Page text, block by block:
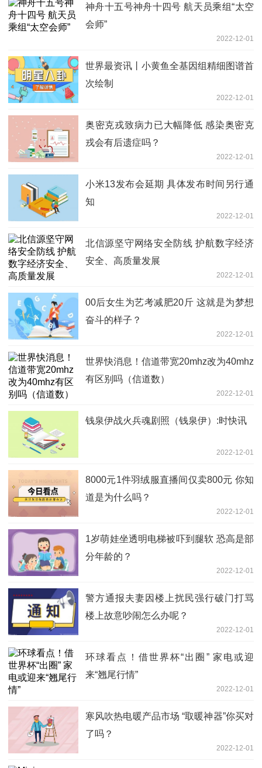
神舟十五号神舟十四号 航天员乘组“太空
会师”
2022-12-01
世界最资讯丨小黄鱼全基因组精细图谱首
次绘制
2022-12-01
奥密克戎致病力已大幅降低 感染奥密克
戎会有后遗症吗？
2022-12-01
小米13发布会延期 具体发布时间另行通
知
2022-12-01
北信源坚守网络安全防线 护航数字经济
安全、高质量发展
2022-12-01
00后女生为艺考减肥20斤 这就是为梦想
奋斗的样子？
2022-12-01
世界快消息！信道带宽20mhz改为40mhz
有区别吗（信道数）
2022-12-01
钱泉伊战火兵魂剧照（钱泉伊）:时快讯
2022-12-01
8000元1件羽绒服直播间仅卖800元 你知
道是为什么吗？
2022-12-01
1岁萌娃坐透明电梯被吓到腿软 恐高是部
分年龄的？
2022-12-01
警方通报夫妻因楼上扰民强行破门打骂
楼上故意吵闹怎么办呢？
2022-12-01
环球看点！借世界杯“出圈” 家电或迎
来“翘尾行情”
2022-12-01
寒风吹热电暖产品市场 “取暖神器”你买对
了吗？
2022-12-01